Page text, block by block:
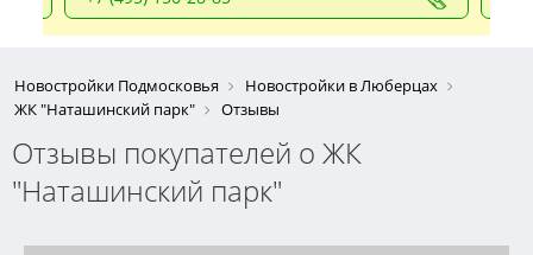
Новостройки Подмосковья
Новостройки в Люберцах
ЖК "Наташинский парк"
Отзывы
Отзывы покупателей о ЖК
"Наташинский парк"